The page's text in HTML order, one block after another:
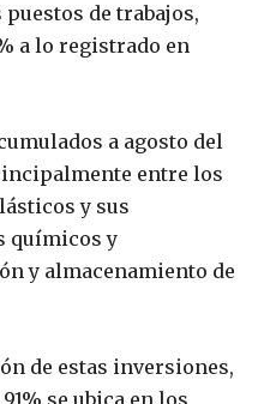
puestos de trabajos,
a lo registrado en
a agosto del
entre los
y sus
químicos y
y almacenamiento de
de estas inversiones,